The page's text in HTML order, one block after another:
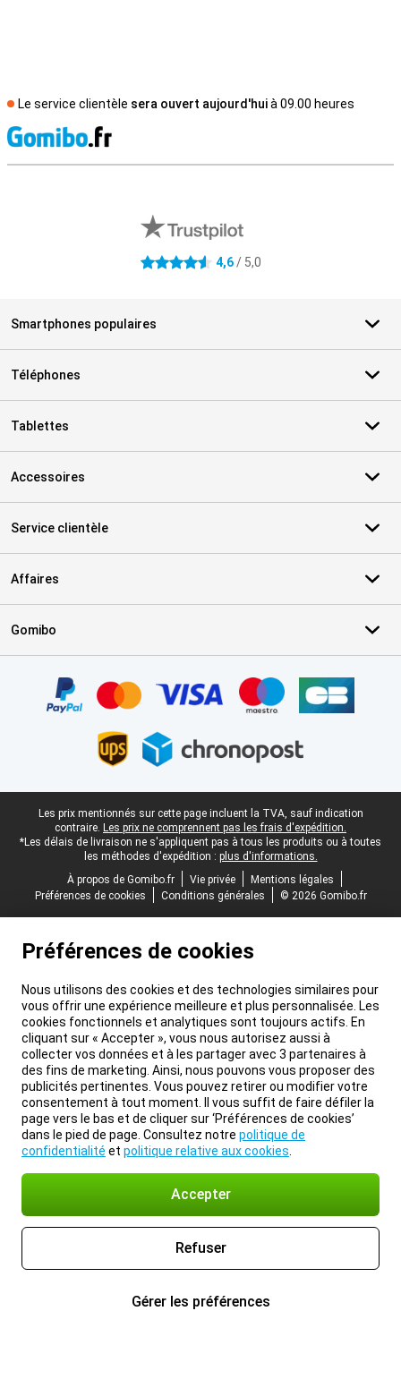
Le service clientèle sera ouvert aujourd'huià 09.00 heures
4.6 étoiles 4,6/ 5,0
Smartphones populaires
Téléphones
Tablettes
Accessoires
Service clientèle
Affaires
Gomibo
Pied-de-page légal
Les prix mentionnés sur cette page incluent la TVA, sauf indication
contraire. Les prix ne comprennent pas les frais d'expédition.
*Les délais de livraison ne s'appliquent pas à tous les produits ou à toutes
les méthodes d'expédition : plus d'informations.
À propos de Gomibo.fr
Vie privée
Mentions légales
Préférences de cookies
Conditions générales © 2026 Gomibo.fr
Préférences de cookies
Nous utilisons des cookies et des technologies similaires pour
vous offrir une expérience meilleure et plus personnalisée. Les
cookies fonctionnels et analytiques sont toujours actifs. En
cliquant sur « Accepter », vous nous autorisez aussi à
collecter vos données et à les partager avec 3 partenaires à
des fins de marketing. Ainsi, nous pouvons vous proposer des
publicités pertinentes. Vous pouvez retirer ou modifier votre
consentement à tout moment. Il vous suffit de faire défiler la
page vers le bas et de cliquer sur ‘Préférences de cookies’
dans le pied de page. Consultez notre politique de
confidentialité et politique relative aux cookies
Accepter
Refuser
Gérer les préférences